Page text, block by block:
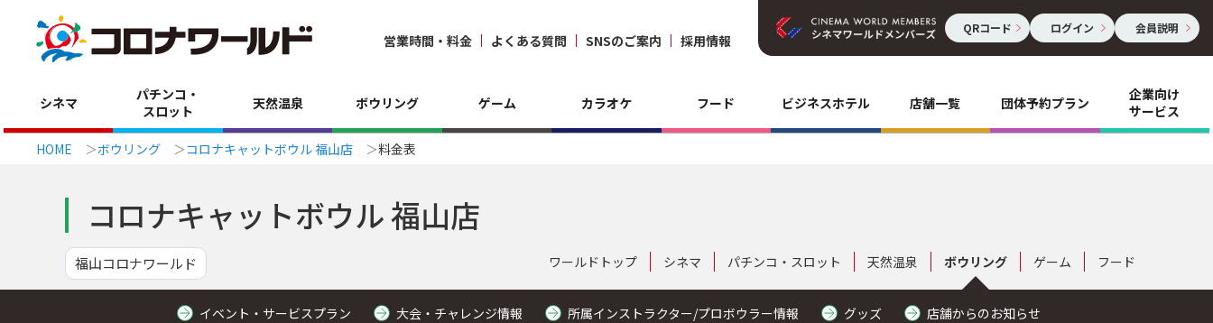
営業時間・料金 よくある質問 SNSのご案内 採用情報
QRコード ログイン 会員説明
シネマ
パチンコ・
スロット
天然温泉 ボウリング ゲーム カラオケ フード ビジネスホテル 店舗一覧 団体予約プラン
企業向け
サービス
HOME ボウリング コロナキャットボウル 福山店 料金表
コロナキャットボウル 福山店
福山コロナワールド ワールドトップ シネマ パチンコ・スロット 天然温泉 ボウリング ゲーム フード
イベント・サービスプラン 大会・チャレンジ情報 所属インストラクター/プロボウラー情報 グッズ 店舗からのお知らせ